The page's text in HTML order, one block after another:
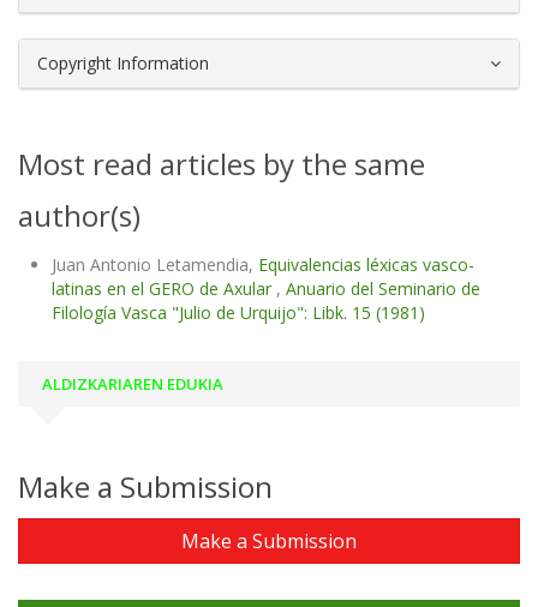
Copyright Information
Most read articles by the same
author(s)
Juan Antonio Letamendia, Equivalencias léxicas vasco-
latinas en el GERO de Axular , Anuario del Seminario de
Filología Vasca "Julio de Urquijo": Libk. 15 (1981)
ALDIZKARIAREN EDUKIA
Make a Submission
Make a Submission